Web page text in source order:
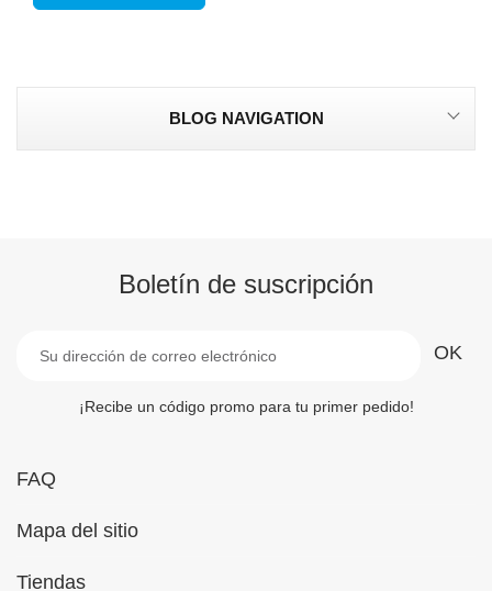
BLOG NAVIGATION
Boletín de suscripción
¡Recibe un código promo para tu primer pedido!
FAQ
Mapa del sitio
Tiendas